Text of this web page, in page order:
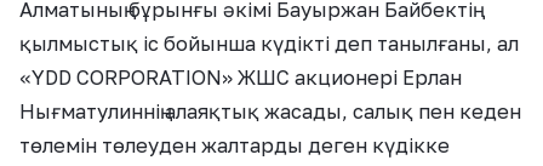
Алматының бұрынғы әкімі Бауыржан Байбектің
қылмыстық іс бойынша күдікті деп танылғаны, ал
«YDD CORPORATION» ЖШС акционері Ерлан
Нығматулиннің алаяқтық жасады, салық пен кеден
төлемін төлеуден жалтарды деген күдікке